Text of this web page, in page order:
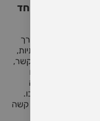
ולעבור אותה יחד
רגעים שבהם יש צורך
משמעותיות,
שמשפיעים על הקשר,
להוביל לעימות. עם
לעבור את השיחה
הקשר ולא תפגע בו.
לשיחה זוגית קשה
היחסים.